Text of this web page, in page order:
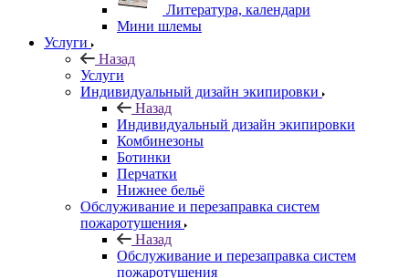
Литература, календари
Мини шлемы
Услуги
Назад
Услуги
Индивидуальный дизайн экипировки
Назад
Индивидуальный дизайн экипировки
Комбинезоны
Ботинки
Перчатки
Нижнее бельё
Обслуживание и перезаправка систем
пожаротушения
Назад
Обслуживание и перезаправка систем
пожаротушения